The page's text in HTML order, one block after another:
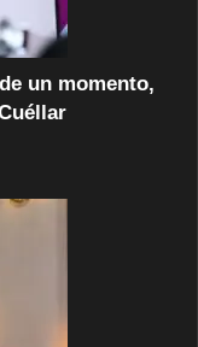
un momento,